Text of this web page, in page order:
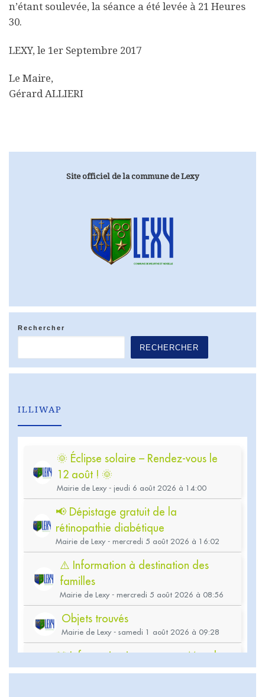
n’étant soulevée, la séance a été levée à 21 Heures
30.
LEXY, le 1er Septembre 2017
Le Maire,
Gérard ALLIERI
Site officiel de la commune de Lexy
Rechercher
RECHERCHER
ILLIWAP